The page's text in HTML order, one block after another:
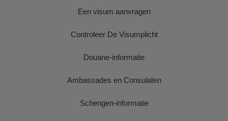
Een visum aanvragen
Controleer De Visumplicht
Douane-informatie
Ambassades en Consulaten
Schengen-informatie